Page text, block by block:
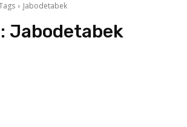
Jabodetabek
Jabodetabek